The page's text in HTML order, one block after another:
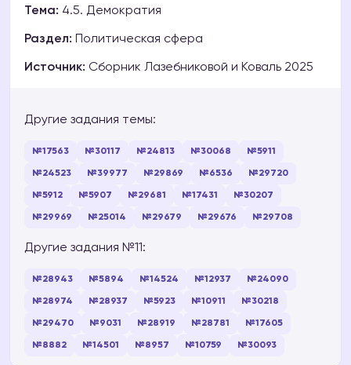
Тема: 4.5. Демократия
Раздел: Политическая сфера
Источник: Сборник Лазебниковой и Коваль 2025
Другие задания темы:
№17563 №30117 №24813 №30068 №5911
№24523 №39977 №29869 №6536 №29720
№5912 №5907 №29681 №17431 №30207
№29969 №25014 №29679 №29676 №29708
Другие задания №11:
№28943 №5894 №14524 №12937 №24090
№28974 №28937 №5923 №10911 №30218
№29470 №9031 №28919 №28781 №17605
№8882 №14501 №8957 №10759 №30093